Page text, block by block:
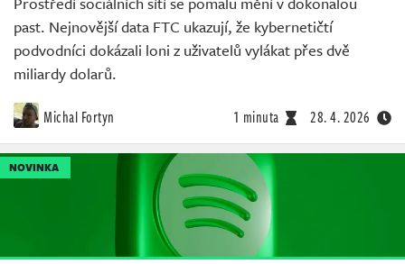
past. Nejnovější data FTC ukazují, že kybernetičtí
podvodníci dokázali loni z uživatelů vylákat přes dvě
miliardy dolarů.
Michal Fortyn 1 minuta 28. 4. 2026
NOVINKA